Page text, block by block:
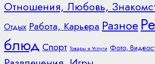
Отношения, Любовь,
Отдых Работа, Карьера Разное
блюд Спорт Товары и Услуги Фото,